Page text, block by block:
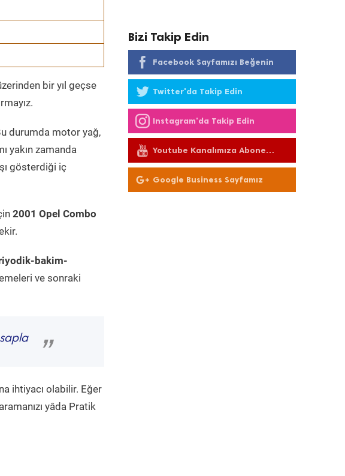
bir yıl geçse
durumda motor yağ,
yakın zamanda
gösterdiği iç
2001 Opel Combo
bakim-
ve sonraki
”
ihtiyacı olabilir. Eğer
yâda Pratik
Bizi Takip Edin
Facebook Sayfamızı Beğenin
Twitter'da Takip Edin
Instagram'da Takip Edin
Youtube Kanalımıza Abone
Olun
Google Business Sayfamız